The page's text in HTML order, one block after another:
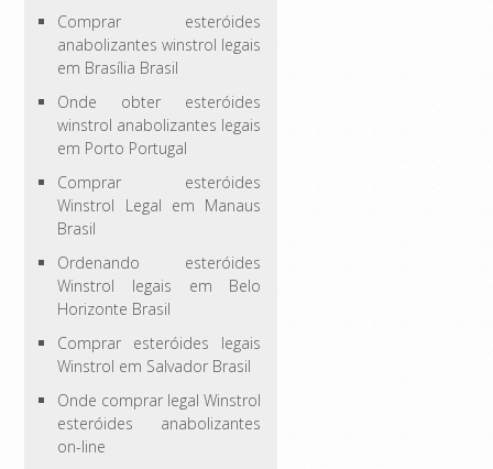
Comprar esteróides
anabolizantes winstrol legais
em Brasília Brasil
Onde obter esteróides
winstrol anabolizantes legais
em Porto Portugal
Comprar esteróides
Winstrol Legal em Manaus
Brasil
Ordenando esteróides
Winstrol legais em Belo
Horizonte Brasil
Comprar esteróides legais
Winstrol em Salvador Brasil
Onde comprar legal Winstrol
esteróides anabolizantes
on-line